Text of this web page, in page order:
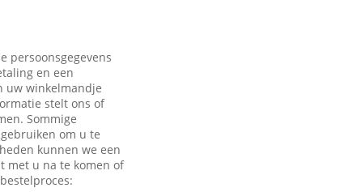
persoonsgegevens
en een
uw winkelmandje
stelt ons of
Sommige
om u te
kunnen we een
met u na te komen of